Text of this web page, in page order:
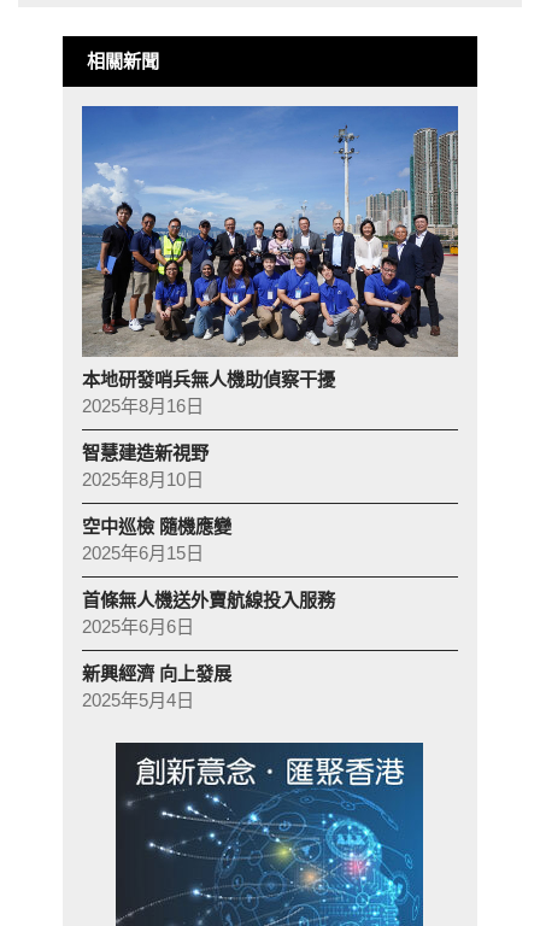
相關新聞
本地研發哨兵無人機助偵察干擾
2025年8月16日
智慧建造新視野
2025年8月10日
空中巡檢 隨機應變
2025年6月15日
首條無人機送外賣航線投入服務
2025年6月6日
新興經濟 向上發展
2025年5月4日